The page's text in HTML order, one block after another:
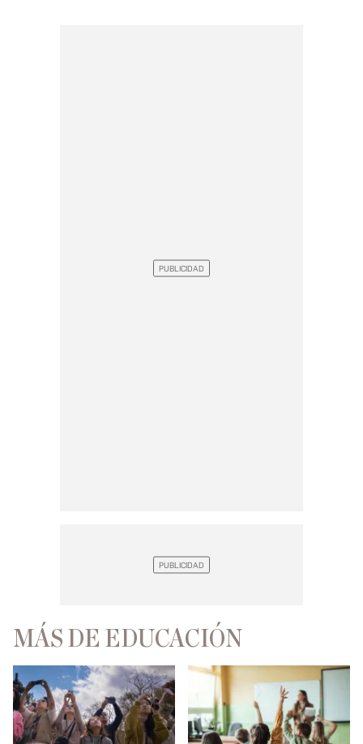
MÁS DE EDUCACIÓN